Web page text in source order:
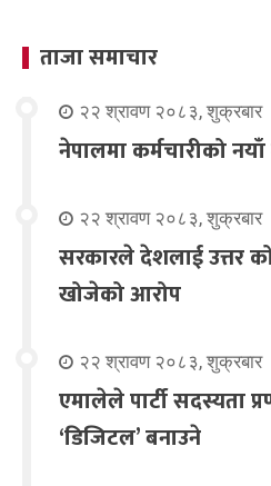
ताजा समाचार
२२ श्रावण २०८३, शुक्रबार
नेपालमा कर्मचारीको
२२ श्रावण २०८३, शुक्रबार
सरकारले देशलाई उत्तर
खोजेको आरोप
२२ श्रावण २०८३, शुक्रबार
एमालेले पार्टी सदस्यता
‘डिजिटल’ बनाउने